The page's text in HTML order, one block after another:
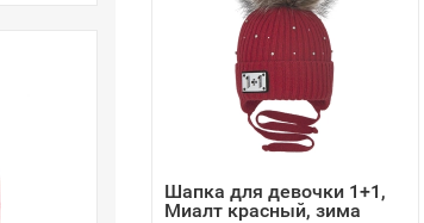
Шапка для девочки 1+1,
Миалт красный, зима